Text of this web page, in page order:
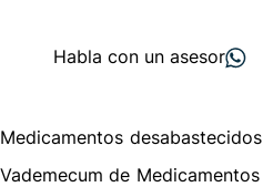
Habla con un asesor
Medicamentos desabastecidos
Vademecum de Medicamentos